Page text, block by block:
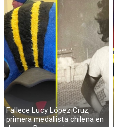
Fallece Lucy López Cruz,
primera medallista chilena en